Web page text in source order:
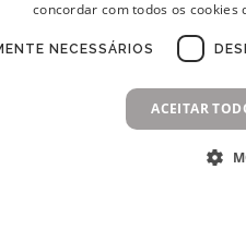
concordar com todos os cookies
NECESSÁRIOS
ACEITAR